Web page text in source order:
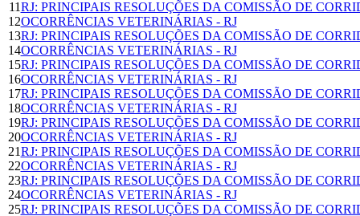
11RJ: PRINCIPAIS RESOLUÇÕES DA COMISSÃO DE
12OCORRÊNCIAS VETERINÁRIAS - RJ
13RJ: PRINCIPAIS RESOLUÇÕES DA COMISSÃO DE
14OCORRÊNCIAS VETERINÁRIAS - RJ
15RJ: PRINCIPAIS RESOLUÇÕES DA COMISSÃO DE
16OCORRÊNCIAS VETERINÁRIAS - RJ
17RJ: PRINCIPAIS RESOLUÇÕES DA COMISSÃO DE
18OCORRÊNCIAS VETERINÁRIAS - RJ
19RJ: PRINCIPAIS RESOLUÇÕES DA COMISSÃO DE
20OCORRÊNCIAS VETERINÁRIAS - RJ
21RJ: PRINCIPAIS RESOLUÇÕES DA COMISSÃO DE
22OCORRÊNCIAS VETERINÁRIAS - RJ
23RJ: PRINCIPAIS RESOLUÇÕES DA COMISSÃO DE
24OCORRÊNCIAS VETERINÁRIAS - RJ
25RJ: PRINCIPAIS RESOLUÇÕES DA COMISSÃO DE